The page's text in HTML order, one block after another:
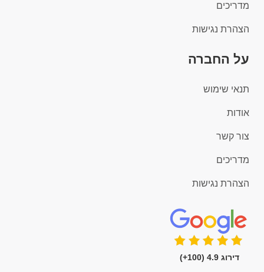
מדריכים
הצהרת נגישות
על החברה
תנאי שימוש
אודות
צור קשר
מדריכים
הצהרת נגישות
דירוג 4.9 (100+)